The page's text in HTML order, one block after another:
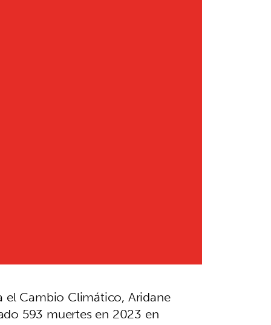
Cambio Climático, Aridane
593 muertes en 2023 en